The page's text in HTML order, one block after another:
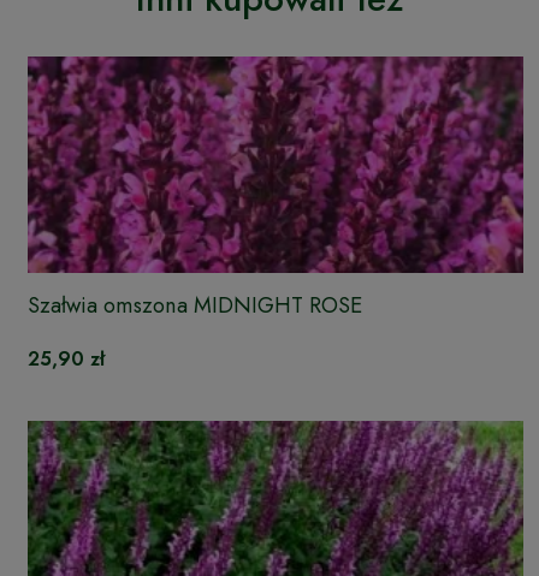
Szałwia omszona MIDNIGHT ROSE
25,90 zł